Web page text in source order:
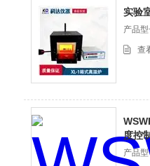
实验
产品型号
查
度控
产品型号